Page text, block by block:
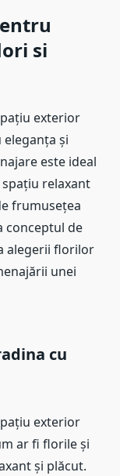
si
exterior
și
este ideal
relaxant
frumusețea
conceptul de
alegerii florilor
unei
cu
exterior
ar fi florile și
și plăcut.